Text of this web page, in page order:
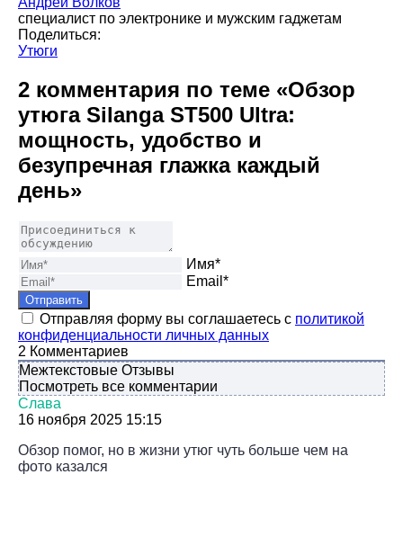
специалист по электронике и мужским гаджетам
Поделиться:
Утюги
2 комментария по теме «Обзор
утюга Silanga ST500 Ultra:
мощность, удобство и
безупречная глажка каждый
день»
Имя*
Email*
Отправляя форму вы соглашаетесь с политикой
конфиденциальности личных данных
2 Комментариев
Межтекстовые Отзывы
Посмотреть все комментарии
Слава
16 ноября 2025 15:15
Обзор помог, но в жизни утюг чуть больше чем на
фото казался